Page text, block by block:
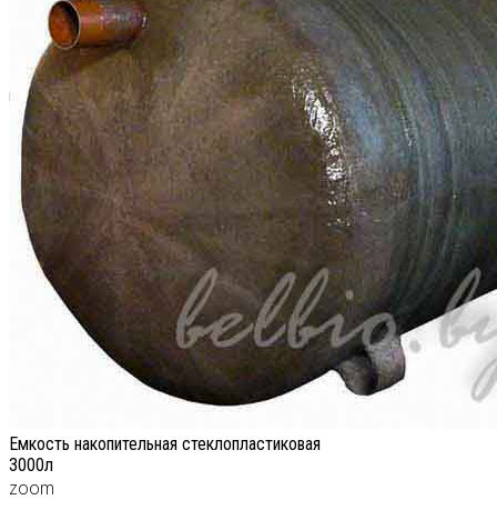
Емкость накопительная стеклопластиковая
3000л
zoom